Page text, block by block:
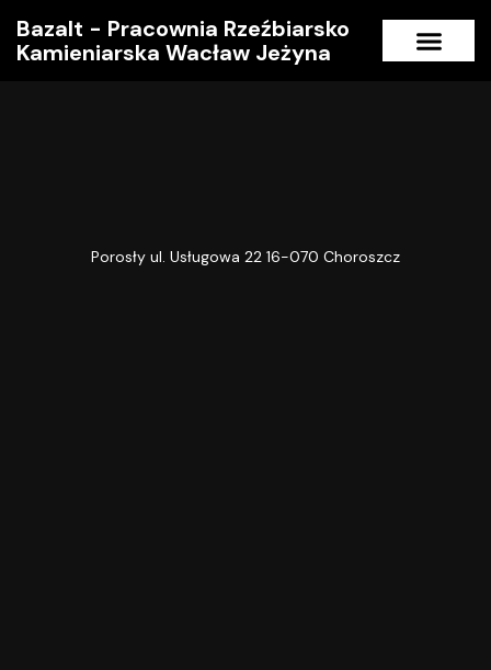
Bazalt - Pracownia Rzeźbiarsko
Kamieniarska Wacław Jeżyna
Porosły ul. Usługowa 22 16-070 Choroszcz